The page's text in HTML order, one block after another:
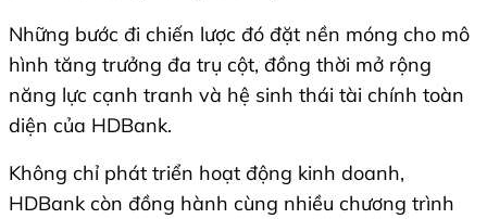
Những bước đi chiến lược đó đặt nền móng cho mô
hình tăng trưởng đa trụ cột, đồng thời mở rộng
năng lực cạnh tranh và hệ sinh thái tài chính toàn
diện của HDBank.
Không chỉ phát triển hoạt động kinh doanh,
HDBank còn đồng hành cùng nhiều chương trình